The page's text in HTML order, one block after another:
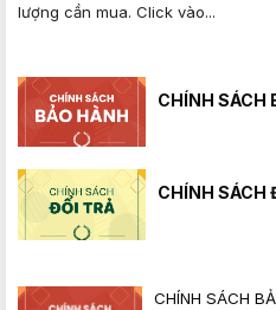
lượng cần mua. Click vào...
CHÍNH SÁCH
CHÍNH SÁCH
CHÍNH SÁCH